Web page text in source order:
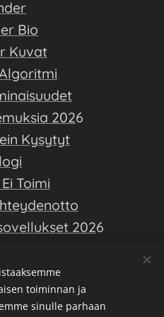
Bio
Kuvat
2026
Kysytyt
Toimi
2026
saloihin - Luo hyvä
elämäsi rakkaus!
kumppanuusmainontaa --
toiminnan ja
sinulle parhaan